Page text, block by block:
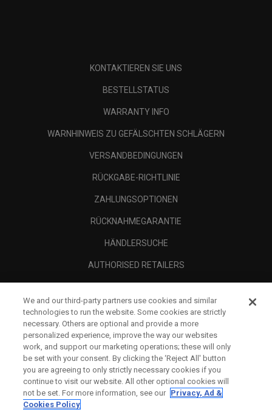
KONTAKTIEREN SIE UNS
BESTELLSTATUS
WARRANTY INFO
WARNHINWEIS ZU GEFÄLSCHTEN SCHLÄGERN
VERSANDBEDINGUNGEN
RÜCKGABE-RICHTLINIE
ZAHLUNGSOPTIONEN
RÜCKNAHMEGARANTIE
HÄNDLERSUCHE
AUTHORISED RETAILERS
UNTERNEHMENSPROFIL
RECHTLICHES-
We and our third-party partners use cookies and similar
technologies to run the website. Some cookies are strictly
necessary. Others are optional and provide a more
personalized experience, improve the way our websites
work, and support our marketing operations; these will only
be set with your consent. By clicking the ‘Reject All' button
you are agreeing to only strictly necessary cookies if you
continue to visit our website. All other optional cookies will
not be set. For more information, see our Privacy, Ad &
Cookies Policy